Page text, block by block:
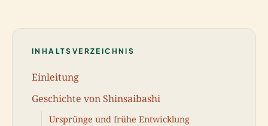
INHALTSVERZEICHNIS
Einleitung
Geschichte von Shinsaibashi
Ursprünge und frühe Entwicklung